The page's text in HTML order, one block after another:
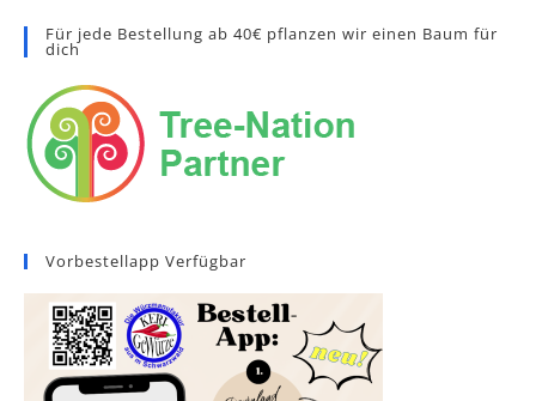
Für jede Bestellung ab 40€ pflanzen wir einen Baum für
dich
Vorbestellapp Verfügbar